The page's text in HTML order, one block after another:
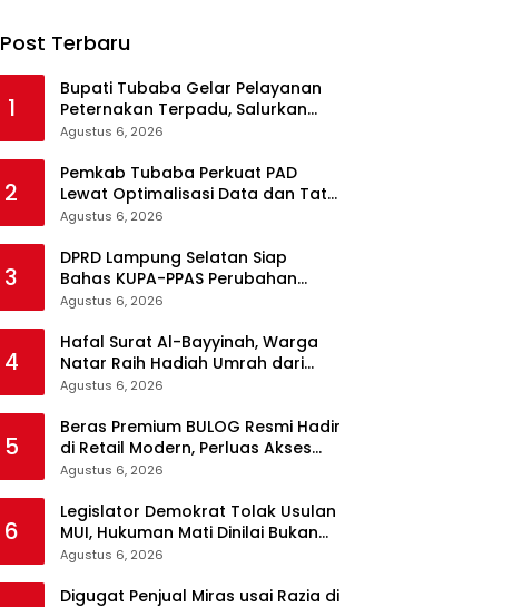
Post Terbaru
1
Bupati Tubaba Gelar Pelayanan
Peternakan Terpadu, Salurkan
KUR dan Sosialisasikan BPJS
Agustus 6, 2026
2
Pemkab Tubaba Perkuat PAD
Lewat Optimalisasi Data dan Tata
Kelola yang Akuntabel
Agustus 6, 2026
3
DPRD Lampung Selatan Siap
Bahas KUPA-PPAS Perubahan
APBD 2026, Program
Agustus 6, 2026
4
Hafal Surat Al-Bayyinah, Warga
Natar Raih Hadiah Umrah dari
Bupati Lampung Selatan
Agustus 6, 2026
5
Beras Premium BULOG Resmi Hadir
di Retail Modern, Perluas Akses
Masyarakat
Agustus 6, 2026
6
Legislator Demokrat Tolak Usulan
MUI, Hukuman Mati Dinilai Bukan
Solusi Berantas Korupsi
Agustus 6, 2026
Digugat Penjual Miras usai Razia di